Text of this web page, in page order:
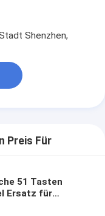
Shenzhen,
Preis Für
51 Tasten
Ersatz für